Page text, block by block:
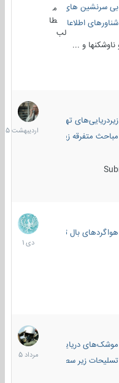
سرنشین های دریایی
اطلاعاتی و جاسوسی
طا
لب
و ...
تهاجمی
متفرقه زیرسطحی
31
1405
بال ثابت
12
دی
1401
دریایی
زیر سطحی
2
مرداد
1405